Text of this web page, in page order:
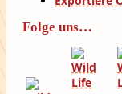
Folge uns…